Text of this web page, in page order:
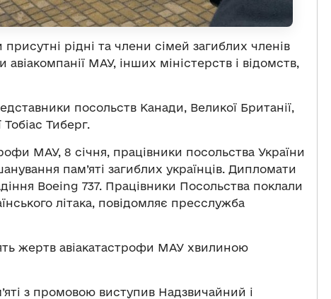
рідні та члени сімей загиблих членів
МАУ, інших міністерств і відомств,
посольств Канади, Великої Британії,
Тиберг.
МАУ, 8 січня, працівники посольства України
пам’яті загиблих українців. Дипломати
Boeing 737. Працівники Посольства поклали
літака, повідомляє пресслужба
жертв авіакатастрофи МАУ хвилиною
з промовою виступив Надзвичайний і